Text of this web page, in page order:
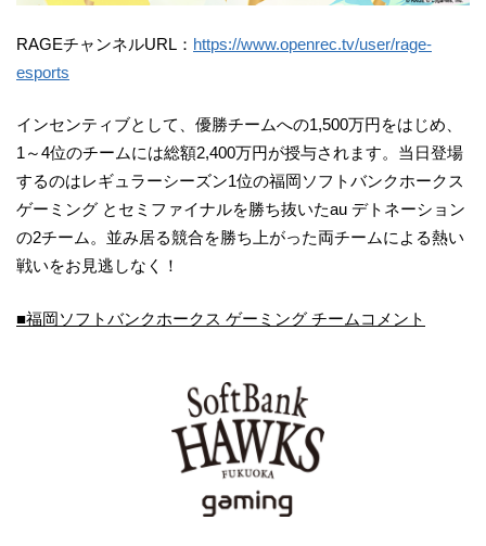
RAGEチャンネルURL： https://www.openrec.tv/user/rage-
esports
インセンティブとして、優勝チームへの1,500万円をはじめ、
1～4位のチームには総額2,400万円が授与されます。当日登場
するのはレギュラーシーズン1位の福岡ソフトバンクホークス
ゲーミング とセミファイナルを勝ち抜いたau デトネーション
の2チーム。並み居る競合を勝ち上がった両チームによる熱い
戦いをお見逃しなく！
■福岡ソフトバンクホークス ゲーミング チームコメント